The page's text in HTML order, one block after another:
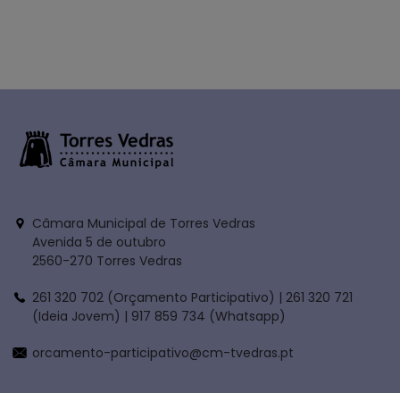
Câmara Municipal de Torres Vedras
Avenida 5 de outubro
2560-270 Torres Vedras
261 320 702 (Orçamento Participativo) | 261 320 721
(Ideia Jovem) | 917 859 734 (Whatsapp)
orcamento-participativo@cm-tvedras.pt